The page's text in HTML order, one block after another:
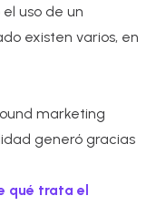
uso de un
existen varios, en
marketing
generó gracias
qué trata el